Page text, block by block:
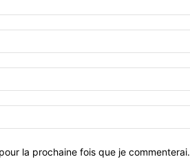
la prochaine fois que je commenterai.